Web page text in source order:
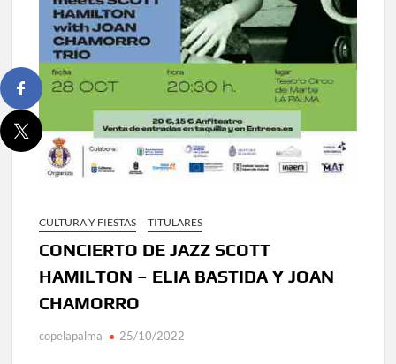
CULTURA Y FIESTAS TITULARES
CONCIERTO DE JAZZ SCOTT
HAMILTON – ELIA BASTIDA Y JOAN
CHAMORRO
copelapalma 25/10/2022